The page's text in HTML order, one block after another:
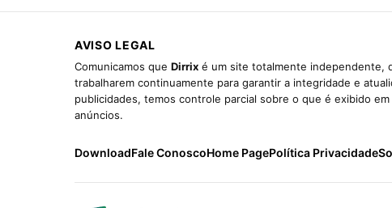
AVISO LEGAL
Comunicamos que Dirrix é um site totalmente independente,
trabalharem continuamente para garantir a integridade e
publicidades, temos controle parcial sobre o que é exibido
anúncios.
DownloadFale ConoscoHome PagePolítica Privacidade